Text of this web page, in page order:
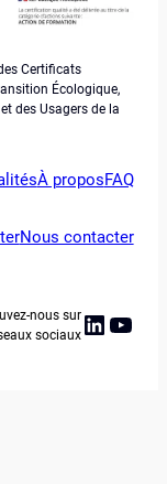
Certificats
Écologique,
des Usagers de la
À proposFAQ
Nous contacter
nous sur
sociaux